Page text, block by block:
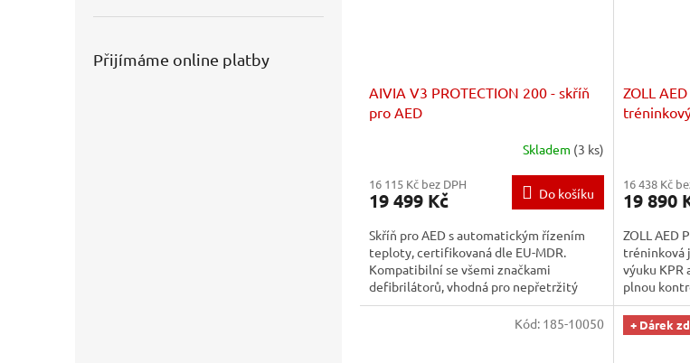
Přijímáme online platby
AIVIA V3 PROTECTION 200 - skříň
pro AED
Skladem (3 ks)
16 115 Kč bez DPH
19 499 Kč Do košíku
Skříň pro AED s automatickým řízením
teploty, certifikovaná dle EU-MDR.
Kompatibilní se všemi značkami
defibrilátorů, vhodná pro nepřetržitý
provoz ve veřejném prostoru.
ZOLL
16 438 Kč
19 890
ZOLL AED
tréninková
výuku KPR
plnou
scénářů a
Kód: 185-10050 + Dárek